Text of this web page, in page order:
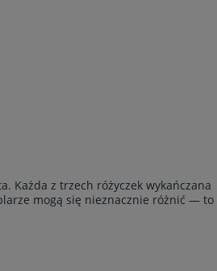
Każda z trzech różyczek wykańczana
mogą się nieznacznie różnić — to